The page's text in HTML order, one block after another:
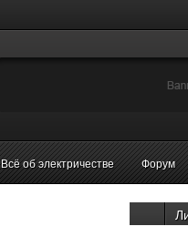
Всё об электричестве Форум